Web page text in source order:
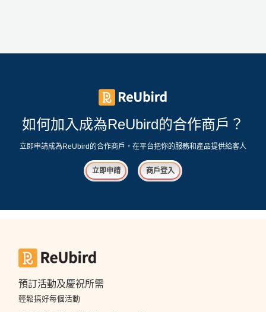
如何加入成為ReUbird的合作商戶？
立即申請成為ReUbird的合作商戶，在平台把你的服務和產品提供給客人
立即申請 商戶登入
預訂活動及慶祝所需
輕鬆搞好每個活動